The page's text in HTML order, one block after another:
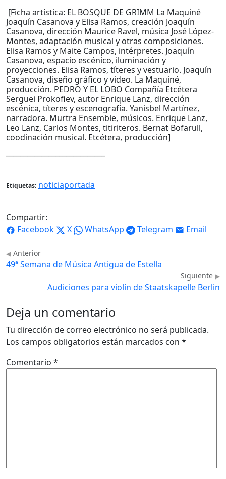
[Ficha artística: EL BOSQUE DE GRIMM La Maquiné
Joaquín Casanova y Elisa Ramos, creación Joaquín
Casanova, dirección Maurice Ravel, música José López-
Montes, adaptación musical y otras composiciones.
Elisa Ramos y Maite Campos, intérpretes. Joaquín
Casanova, espacio escénico, iluminación y
proyecciones. Elisa Ramos, títeres y vestuario. Joaquín
Casanova, diseño gráfico y video. La Maquiné,
producción. PEDRO Y EL LOBO Compañía Etcétera
Serguei Prokofiev, autor Enrique Lanz, dirección
escénica, títeres y escenografía. Yanisbel Martínez,
narradora. Murtra Ensemble, músicos. Enrique Lanz,
Leo Lanz, Carlos Montes, titiriteros. Bernat Bofarull,
coodinación musical. Etcétera, producción]
Etiquetas: noticiaportada
Compartir:
Facebook
X WhatsApp Telegram Email
Anterior
49ª Semana de Música Antigua de Estella
Siguiente
Audiciones para violín de Staatskapelle Berlin
Deja un comentario
Tu dirección de correo electrónico no será publicada.
Los campos obligatorios están marcados con *
Comentario *